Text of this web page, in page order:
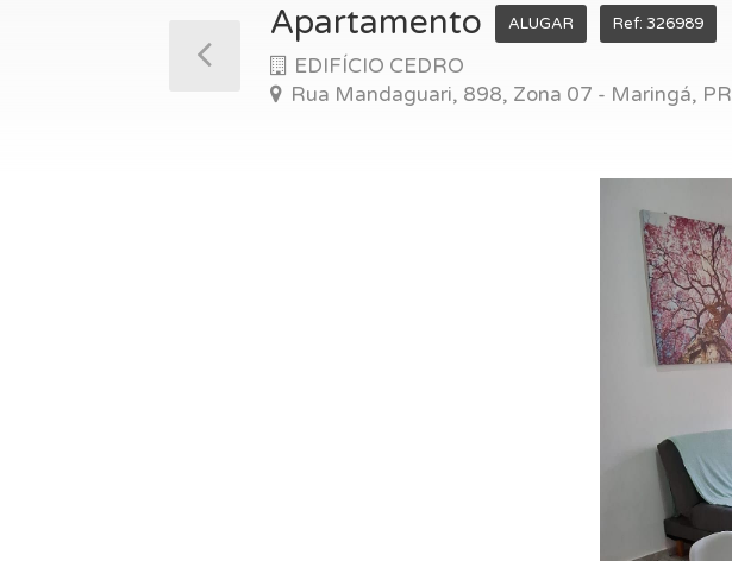
Apartamento ALUGAR Ref: 326989
EDIFÍCIO CEDRO
Rua Mandaguari, 898, Zona 07 - Maringá, PR